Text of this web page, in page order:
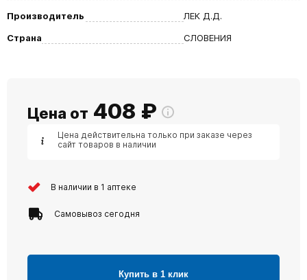
Производитель
ЛЕК Д.Д.
Страна
СЛОВЕНИЯ
Цена от 408 ₽
Цена действительна только при заказе через
сайт товаров в наличии
В наличии в 1 аптеке
Самовывоз сегодня
Купить в 1 клик